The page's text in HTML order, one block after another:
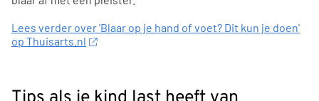
Lees verder over 'Blaar op je hand of voet? Dit kun je doen'
op Thuisarts.nl